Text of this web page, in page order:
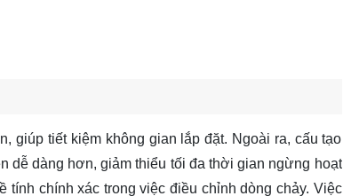
giúp tiết kiệm không gian lắp đặt. Ngoài ra, cấu tạo
dễ dàng hơn, giảm thiểu tối đa thời gian ngừng hoạt
chính xác trong việc điều chỉnh dòng chảy. Việc